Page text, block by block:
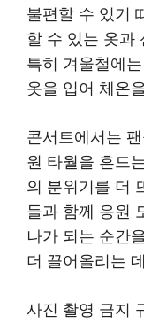
불편할 수 있기
할 수 있는 옷과
특히 겨울철에
옷을 입어 체온
콘서트에서는
원 타월을 흔드
의 분위기를 더
들과 함께 응원
나가 되는 순간
더 끌어올리는
사진 촬영 금지